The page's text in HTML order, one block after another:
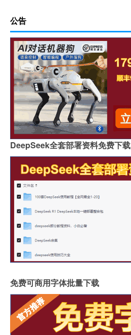
公告
DeepSeek全套部署资料免费下载
免费可商用字体批量下载